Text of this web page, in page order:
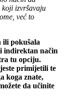
izvršavaju
već to
ili pokušala
indirektan način
tu opciju.
primijetili te
koga znate,
da učinite